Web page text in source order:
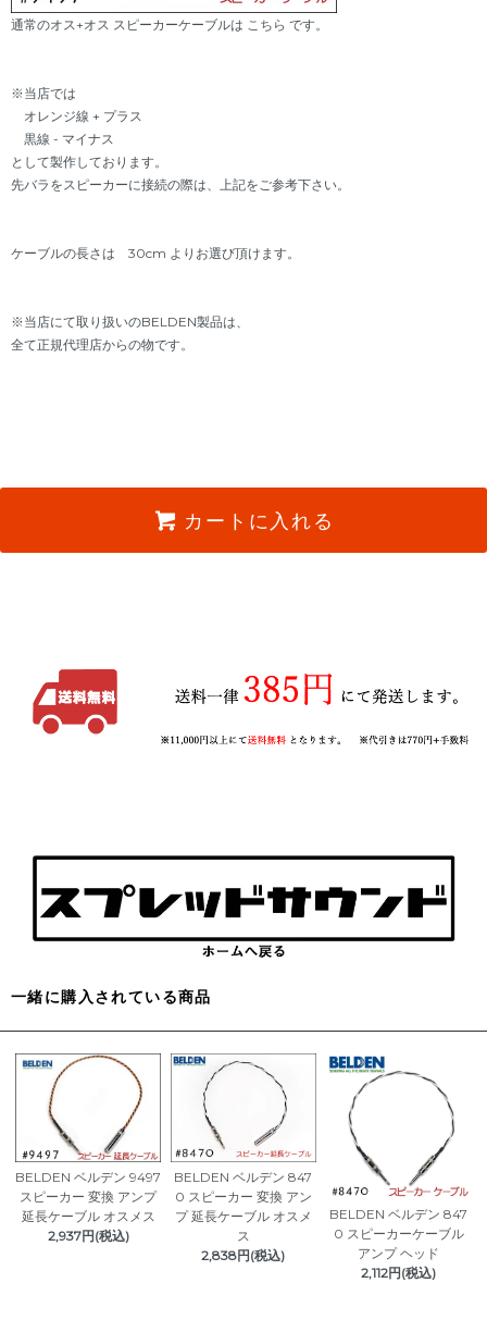
通常のオス+オス スピーカーケーブルは こちら です。
※当店では
オレンジ線 + プラス
黒線 - マイナス
として製作しております。
先バラをスピーカーに接続の際は、上記をご参考下さい。
ケーブルの長さは 30cm よりお選び頂けます。
※当店にて取り扱いのBELDEN製品は、
全て正規代理店からの物です。
カートに入れる
一緒に購入されている商品
BELDEN ベルデン 9497
スピーカー 変換 アンプ
延長ケーブル オスメス
2,937円(税込)
BELDEN ベルデン 847
0 スピーカー 変換 アン
プ 延長ケーブル オスメ
ス
2,838円(税込)
BELDEN ベルデン 847
0 スピーカーケーブル
アンプ ヘッド
2,112円(税込)